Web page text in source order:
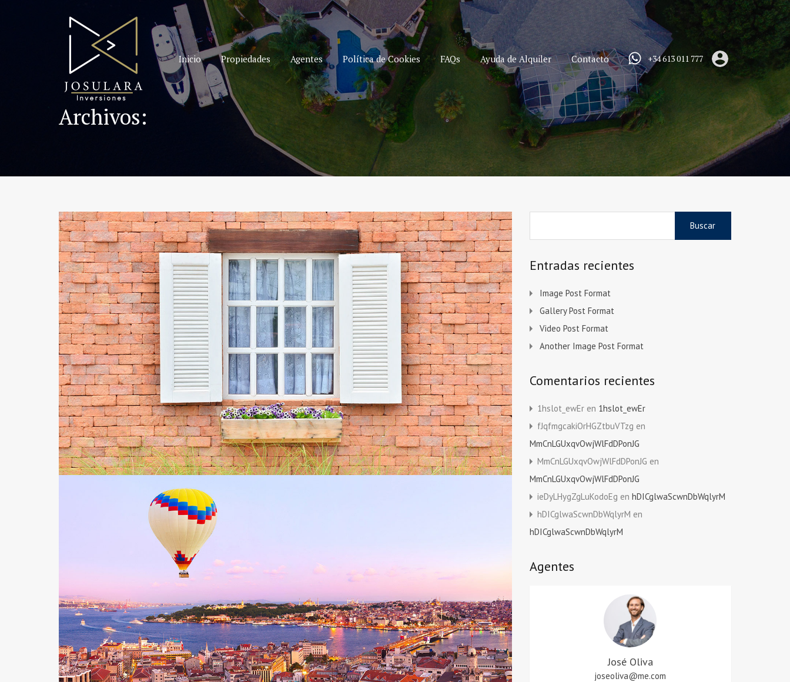
Inicio Propiedades Agentes Política de Cookies FAQs Ayuda de Alquiler Contacto +34 613 011 777
Archivos:
Buscar:
Entradas recientes
Image Post Format
Gallery Post Format
Video Post Format
Another Image Post Format
Comentarios recientes
1hslot_ewEren 1hslot_ewEr
fJqfmgcakiOrHGZtbuVTzg en
MmCnLGUxqvOwjWlFdDPonJG
MmCnLGUxqvOwjWlFdDPonJG en
MmCnLGUxqvOwjWlFdDPonJG
ieDyLHygZgLuKodoEg en hDICglwaScwnDbWqlyrM
hDICglwaScwnDbWqlyrM en
hDICglwaScwnDbWqlyrM
Agentes
José Oliva
joseoliva@me.com